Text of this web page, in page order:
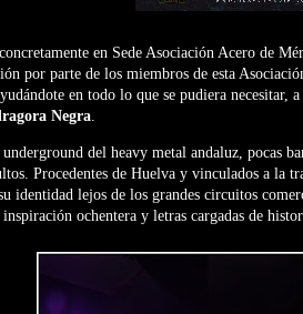
en Sede Asociación Acero de
por parte de los miembros de esta
en todo lo que se pudiera necesitar,
Negra.
del heavy metal andaluz, pocas
Procedentes de Huelva y vinculados a la
identidad lejos de los grandes circuitos
ochentera y letras cargadas de